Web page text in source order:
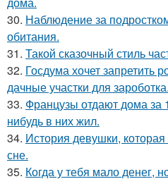
30. Наблюдение за
обитания.
31. Такой сказочный стиль
32. Госдума хочет запретить
дачные участки для зароботка.
33. Французы отдают дома за
нибудь в них жил.
34. История девушки,
сне.
35. Когда у тебя мало денег,